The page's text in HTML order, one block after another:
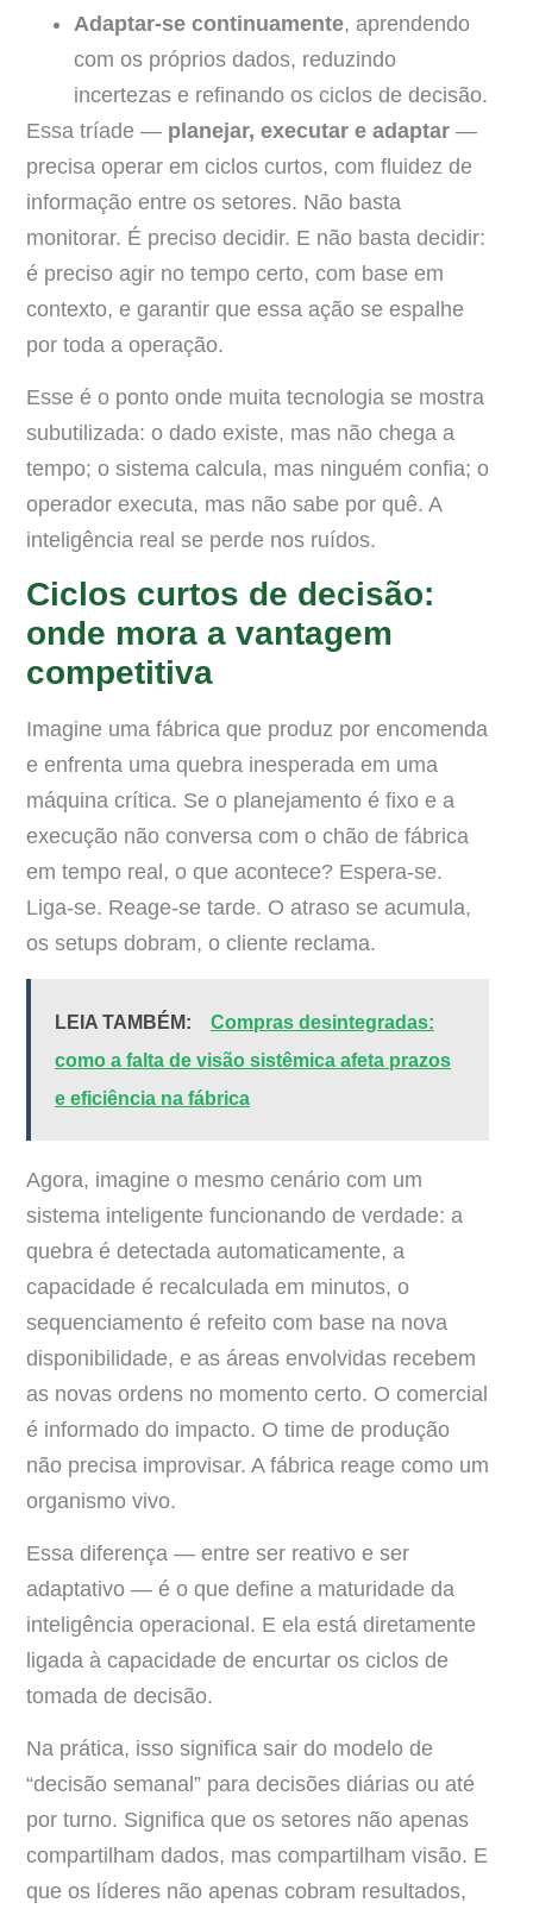
Adaptar-se continuamente, aprendendo
com os próprios dados, reduzindo
incertezas e refinando os ciclos de decisão.
Essa tríade — planejar, executar e adaptar —
precisa operar em ciclos curtos, com fluidez de
informação entre os setores. Não basta
monitorar. É preciso decidir. E não basta decidir:
é preciso agir no tempo certo, com base em
contexto, e garantir que essa ação se espalhe
por toda a operação.
Esse é o ponto onde muita tecnologia se mostra
subutilizada: o dado existe, mas não chega a
tempo; o sistema calcula, mas ninguém confia; o
operador executa, mas não sabe por quê. A
inteligência real se perde nos ruídos.
Ciclos curtos de decisão:
onde mora a vantagem
competitiva
Imagine uma fábrica que produz por encomenda
e enfrenta uma quebra inesperada em uma
máquina crítica. Se o planejamento é fixo e a
execução não conversa com o chão de fábrica
em tempo real, o que acontece? Espera-se.
Liga-se. Reage-se tarde. O atraso se acumula,
os setups dobram, o cliente reclama.
LEIA TAMBÉM:
Compras desintegradas:
como a falta de visão sistêmica afeta prazos
e eficiência na fábrica
Agora, imagine o mesmo cenário com um
sistema inteligente funcionando de verdade: a
quebra é detectada automaticamente, a
capacidade é recalculada em minutos, o
sequenciamento é refeito com base na nova
disponibilidade, e as áreas envolvidas recebem
as novas ordens no momento certo. O comercial
é informado do impacto. O time de produção
não precisa improvisar. A fábrica reage como um
organismo vivo.
Essa diferença — entre ser reativo e ser
adaptativo — é o que define a maturidade da
inteligência operacional. E ela está diretamente
ligada à capacidade de encurtar os ciclos de
tomada de decisão.
Na prática, isso significa sair do modelo de
“decisão semanal” para decisões diárias ou até
por turno. Significa que os setores não apenas
compartilham dados, mas compartilham visão. E
que os líderes não apenas cobram resultados,